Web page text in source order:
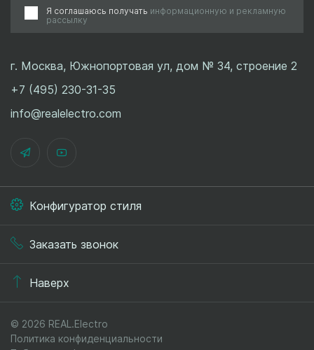
Я соглашаюсь получать информационную и рекламную
рассылку
г. Москва, Южнопортовая ул, дом № 34, строение 2
+7 (495) 230-31-35
info@realelectro.com
Конфигуратор стиля
Заказать звонок
Наверх
© 2026 REAL.Electro
Политика конфиденциальности